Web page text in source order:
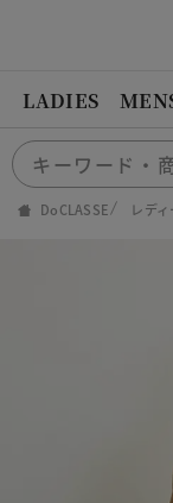
LADIES
DoCLASSE レディ